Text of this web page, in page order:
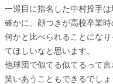
一巡目に指名した中村投手
確かに、顔つきが高校卒業
何かと比べられることにな
てほしいなと思います。
他球団で似てる似てるって
笑いあうこともできるでしょ